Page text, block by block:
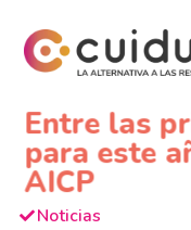
Entre las
para este
AICP
Noticias